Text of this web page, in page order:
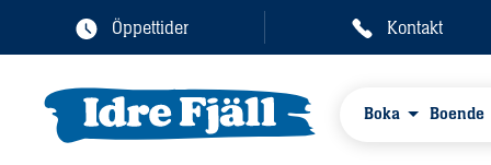
Öppettider Kontakt
Boka Boende